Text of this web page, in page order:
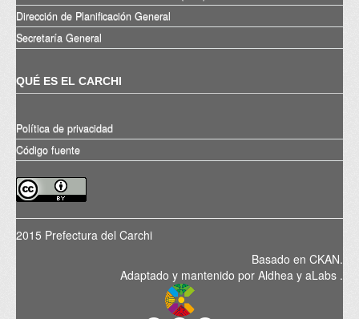
Dirección de Planificación General
Secretaría General
QUÉ ES EL CARCHI
Política de privacidad
Código fuente
2015 Prefectura del Carchi
Basado en CKAN.
Adaptado y mantenido por Aldhea y aLabs .